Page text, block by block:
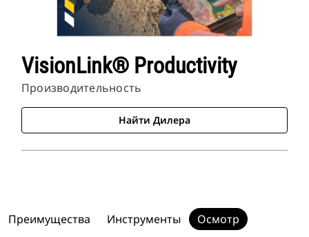
VisionLink® Productivity
Производительность
Найти Дилера
Преимущества Инструменты Осмотр